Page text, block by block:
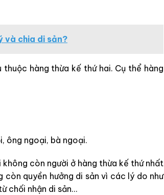
và chia di sản?
hàng thừa kế thứ hai. Cụ thể hàng
ông ngoại, bà ngoại.
còn người ở hàng thừa kế thứ nhất
quyền hưởng di sản vì các lý do như
chối nhận di sản…